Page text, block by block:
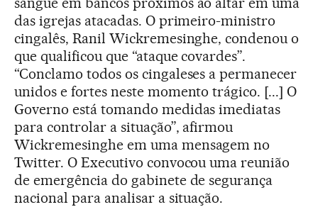
das igrejas atacadas. O primeiro-ministro
cingalês, Ranil Wickremesinghe, condenou o
que qualificou que “ataque covardes”.
“Conclamo todos os cingaleses a permanecer
unidos e fortes neste momento trágico. [...] O
Governo está tomando medidas imediatas
para controlar a situação”, afirmou
Wickremesinghe em uma mensagem no
Twitter. O Executivo convocou uma reunião
de emergência do gabinete de segurança
nacional para analisar a situação.